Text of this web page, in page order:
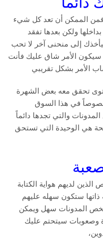
الممكن أن تعد كل شيء
ولكن بعدها تفقد
إلى منحنى آخر لا تحب
سيكون الأمر شاق عليك فأنت
الأمر بشكل تقريبي
تحقق معه بعض الشهرة
في هذا السوق
والتي تجدها دائماً
هي الوحيدة التي تستحق
لديهم هواية الكتابة
ستكون سهله عليهم
المدونات سهل ويمكن
وصعوبات سيتحتم عليك